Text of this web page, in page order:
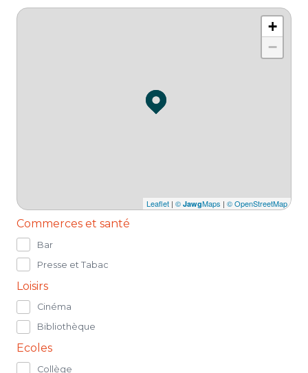
+
−
Leaflet | © JawgMaps | © OpenStreetMap
Commerces et santé
Bar
Presse et Tabac
Loisirs
Cinéma
Bibliothèque
Ecoles
Collège